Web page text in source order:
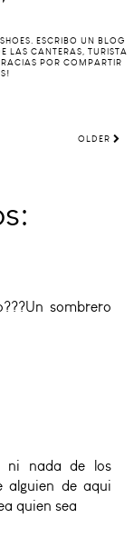
ESCRIBO UN BLOG
LAS CANTERAS, TURISTA
POR COMPARTIR
OLDER
sombrero
ni nada de los
alguien de aqui
quien sea